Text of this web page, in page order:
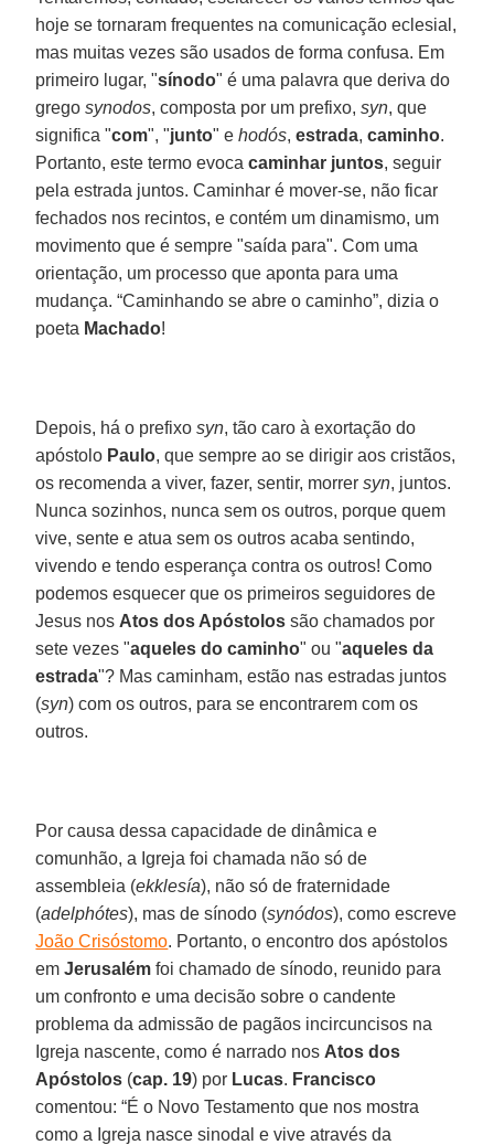
hoje se tornaram frequentes na comunicação eclesial,
mas muitas vezes são usados de forma confusa. Em
primeiro lugar, "sínodo" é uma palavra que deriva do
gregosynodos, composta por um prefixo,syn, que
significa "com", "junto" ehodós,estrada,caminho.
Portanto, este termo evocacaminhar juntos, seguir
pela estrada juntos. Caminhar é mover-se, não ficar
fechados nos recintos, e contém um dinamismo, um
movimento que é sempre "saída para". Com uma
orientação, um processo que aponta para uma
mudança. “Caminhando se abre o caminho”, dizia o
poeta Machado!
Depois, há o prefixosyn, tão caro à exortação do
apóstolo Paulo, que sempre ao se dirigir aos cristãos,
os recomenda a viver, fazer, sentir, morrersyn, juntos.
Nunca sozinhos, nunca sem os outros, porque quem
vive, sente e atua sem os outros acaba sentindo,
vivendo e tendo esperança contra os outros! Como
podemos esquecer que os primeiros seguidores de
Jesus nos Atos dos Apóstolos são chamados por
sete vezes "aqueles do caminho" ou "aqueles da
estrada"? Mas caminham, estão nas estradas juntos
(syn) com os outros, para se encontrarem com os
outros.
Por causa dessa capacidade de dinâmica e
comunhão, a Igreja foi chamada não só de
assembleia (ekklesía), não só de fraternidade
(adelphótes), mas de sínodo (synódos), como escreve
João Crisóstomo. Portanto, o encontro dos apóstolos
emJerusalém foi chamado de sínodo, reunido para
um confronto e uma decisão sobre o candente
problema da admissão de pagãos incircuncisos na
Igreja nascente, como é narrado nos Atos dos
Apóstolos (cap. 19) por Lucas. Francisco
comentou: “É o Novo Testamento que nos mostra
como a Igreja nasce sinodal e vive através da